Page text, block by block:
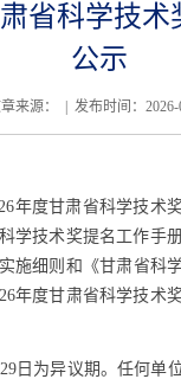
省科学技术
公示
来源： | 发布时间：2026-
年度甘肃省科学技术
学技术奖提名工作手
施细则和《甘肃省科
年度甘肃省科学技术
日为异议期。任何单